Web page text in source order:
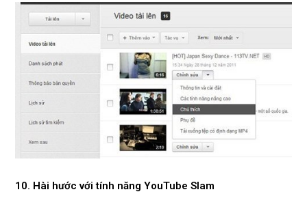
10. Hài hước với tính năng YouTube Slam